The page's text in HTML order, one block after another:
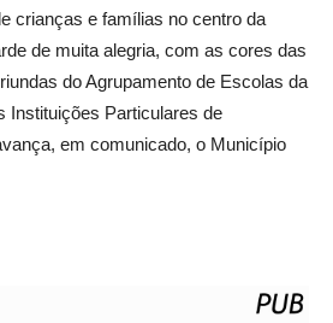
crianças e famílias no centro da
de muita alegria, com as cores das
do Agrupamento de Escolas da
Instituições Particulares de
em comunicado, o Município